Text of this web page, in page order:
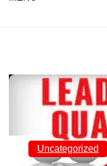
Uncategorized